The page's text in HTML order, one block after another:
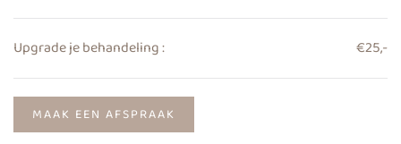
Upgrade je behandeling : €25,-
MAAK EEN AFSPRAAK